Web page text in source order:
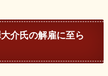
介氏の解雇に至ら